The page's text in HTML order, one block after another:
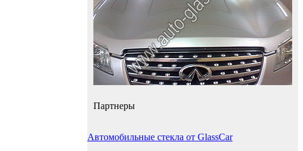
Партнеры
Автомобильные стекла от GlassCar